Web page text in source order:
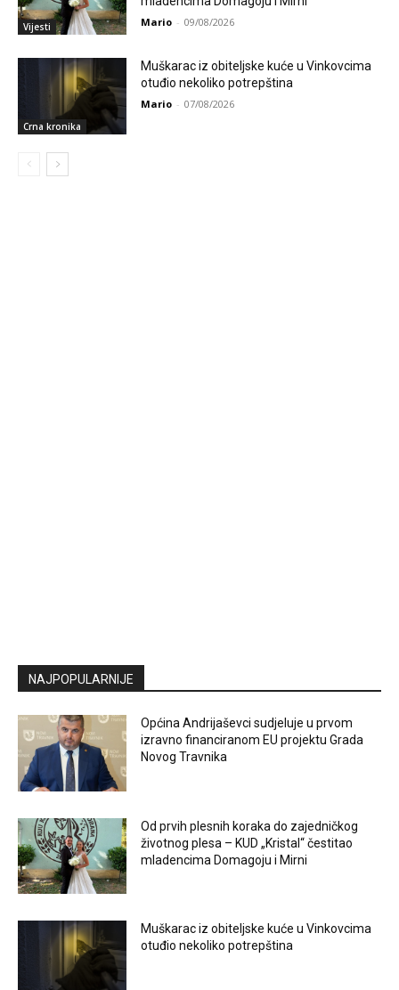
Vijesti Mario - 09/08/2026
Crna kronika
Muškarac iz obiteljske kuće u Vinkovcima
otuđio nekoliko potrepština
Mario - 07/08/2026
NAJPOPULARNIJE
Općina Andrijaševci sudjeluje u prvom
izravno financiranom EU projektu Grada
Novog Travnika
Od prvih plesnih koraka do zajedničkog
životnog plesa – KUD „Kristal“ čestitao
mladencima Domagoju i Mirni
Muškarac iz obiteljske kuće u Vinkovcima
otuđio nekoliko potrepština